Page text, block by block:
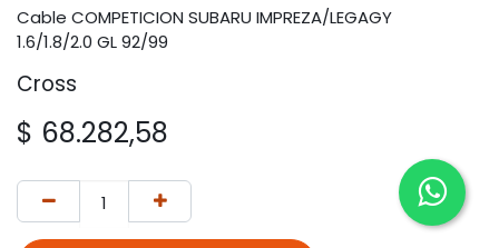
Cable COMPETICION SUBARU IMPREZA/LEGAGY
1.6/1.8/2.0 GL 92/99
Cross
$ 68.282,58